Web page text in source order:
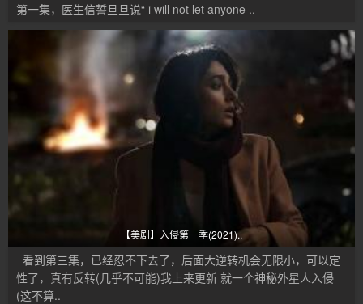
第一集，医生信誓旦旦说“ i will not let anyone ..
【美剧】入侵第一季(2021)..
看到第三集，已经忍不下去了，后面大逆转机会无限小，可以定
性了，真有反转(几乎不可能)我上来更新 就一个神秘外星人入侵
(这不算..